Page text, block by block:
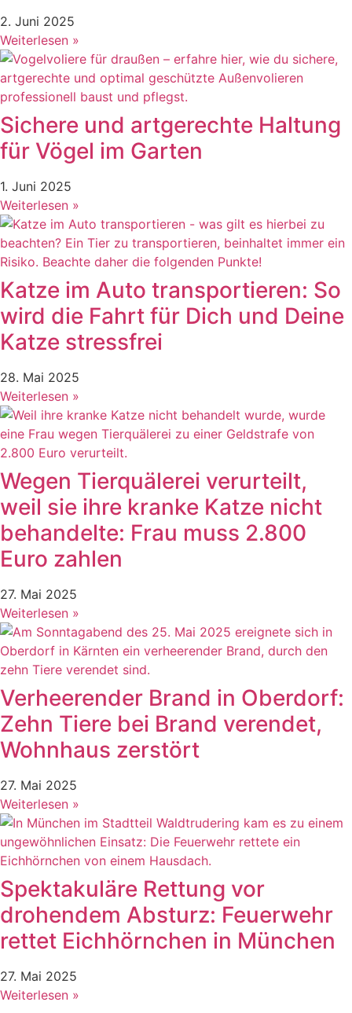
2. Juni 2025
Weiterlesen »
Sichere und artgerechte Haltung
für Vögel im Garten
1. Juni 2025
Weiterlesen »
Katze im Auto transportieren: So
wird die Fahrt für Dich und Deine
Katze stressfrei
28. Mai 2025
Weiterlesen »
Wegen Tierquälerei verurteilt,
weil sie ihre kranke Katze nicht
behandelte: Frau muss 2.800
Euro zahlen
27. Mai 2025
Weiterlesen »
Verheerender Brand in Oberdorf:
Zehn Tiere bei Brand verendet,
Wohnhaus zerstört
27. Mai 2025
Weiterlesen »
Spektakuläre Rettung vor
drohendem Absturz: Feuerwehr
rettet Eichhörnchen in München
27. Mai 2025
Weiterlesen »